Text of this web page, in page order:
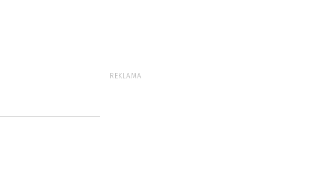
REKLAMA